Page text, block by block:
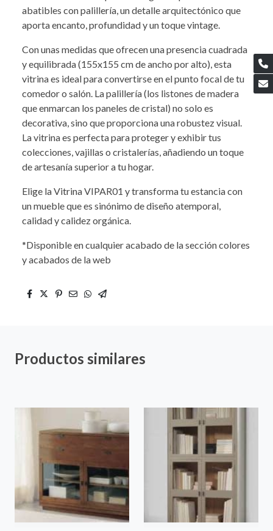
abatibles con palillería, un detalle arquitectónico que
aporta encanto, profundidad y un toque vintage.
Con unas medidas que ofrecen una presencia cuadrada
y equilibrada (155x155 cm de ancho por alto), esta
vitrina es ideal para convertirse en el punto focal de tu
comedor o salón. La palillería (los listones de madera
que enmarcan los paneles de cristal) no solo es
decorativa, sino que proporciona una robustez visual.
La vitrina es perfecta para proteger y exhibir tus
colecciones, vajillas o cristalerías, añadiendo un toque
de artesanía superior a tu hogar.
Elige la Vitrina VIPAR01 y transforma tu estancia con
un mueble que es sinónimo de diseño atemporal,
calidad y calidez orgánica.
*Disponible en cualquier acabado de la sección colores
y acabados de la web
Productos similares